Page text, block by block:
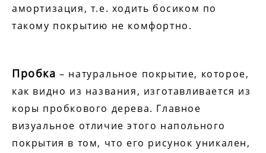
амортизация, т.е. ходить босиком по
такому покрытию не комфортно.
Пробка – натуральное покрытие, которое,
как видно из названия, изготавливается из
коры пробкового дерева. Главное
визуальное отличие этого напольного
покрытия в том, что его рисунок уникален,